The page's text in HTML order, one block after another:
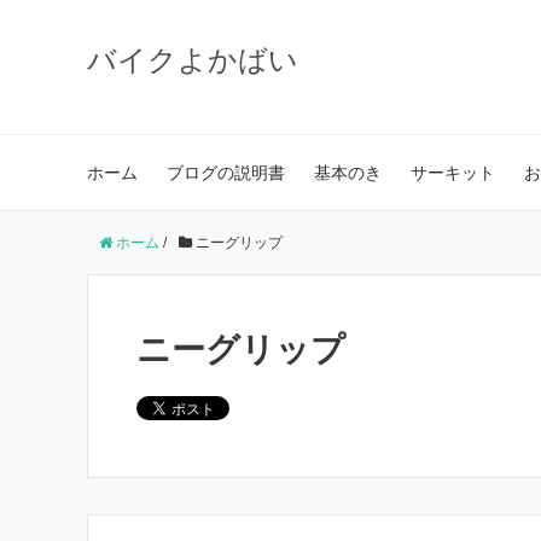
バイクよかばい
ホーム ブログの説明書 基本のき サーキット
ホーム / ニーグリップ
ニーグリップ